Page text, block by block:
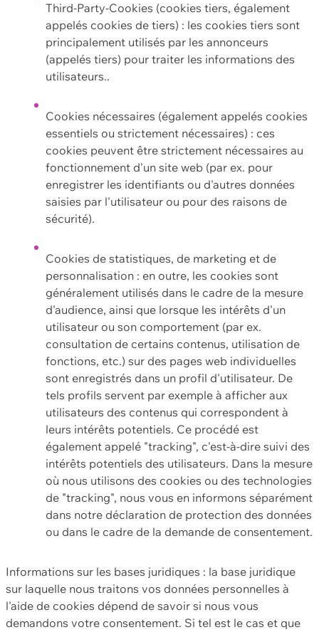
Third-Party-Cookies (cookies tiers, également
appelés cookies de tiers) : les cookies tiers sont
principalement utilisés par les annonceurs
(appelés tiers) pour traiter les informations des
utilisateurs..
Cookies nécessaires (également appelés cookies
essentiels ou strictement nécessaires) : ces
cookies peuvent être strictement nécessaires au
fonctionnement d'un site web (par ex. pour
enregistrer les identifiants ou d'autres données
saisies par l'utilisateur ou pour des raisons de
sécurité).
Cookies de statistiques, de marketing et de
personnalisation : en outre, les cookies sont
généralement utilisés dans le cadre de la mesure
d'audience, ainsi que lorsque les intérêts d'un
utilisateur ou son comportement (par ex.
consultation de certains contenus, utilisation de
fonctions, etc.) sur des pages web individuelles
sont enregistrés dans un profil d'utilisateur. De
tels profils servent par exemple à afficher aux
utilisateurs des contenus qui correspondent à
leurs intérêts potentiels. Ce procédé est
également appelé "tracking", c'est-à-dire suivi des
intérêts potentiels des utilisateurs. Dans la mesure
où nous utilisons des cookies ou des technologies
de "tracking", nous vous en informons séparément
dans notre déclaration de protection des données
ou dans le cadre de la demande de consentement.
Informations sur les bases juridiques : la base juridique
sur laquelle nous traitons vos données personnelles à
l'aide de cookies dépend de savoir si nous vous
demandons votre consentement. Si tel est le cas et que